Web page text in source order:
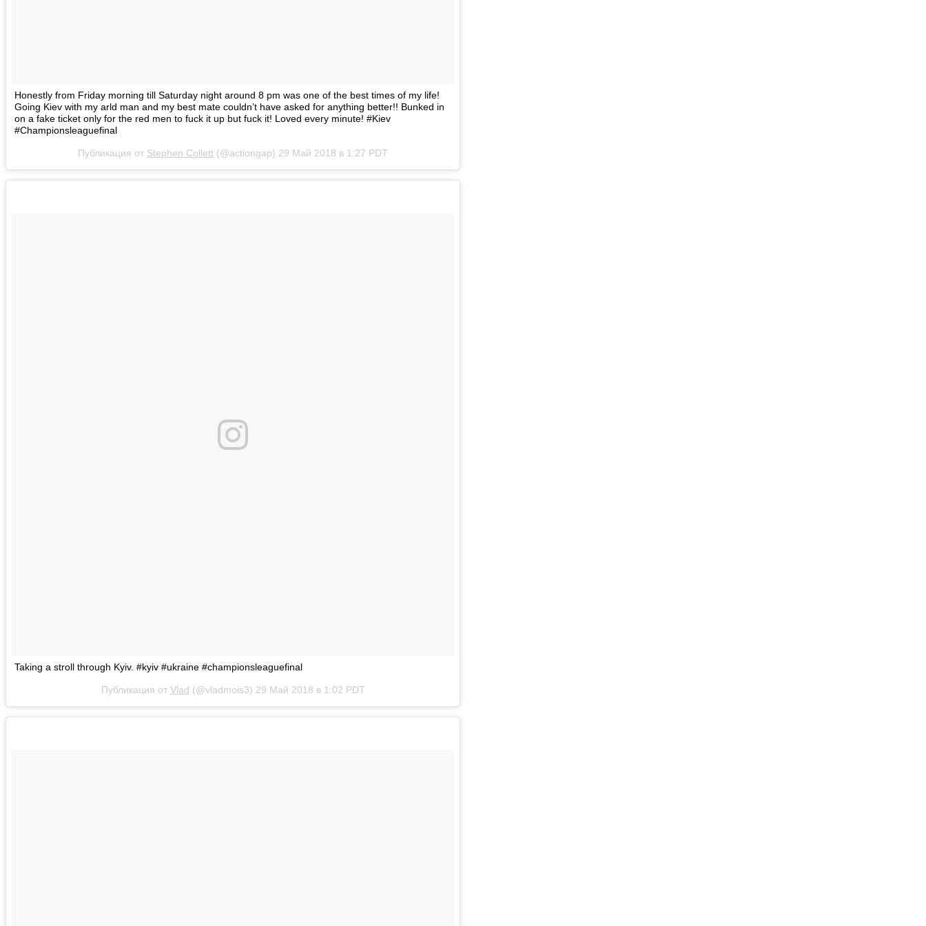
Honestly from Friday morning till Saturday night around 8 pm was one of the best times of my life!
Going Kiev with my arld man and my best mate couldn’t have asked for anything better!! Bunked in
on a fake ticket only for the red men to fuck it up but fuck it! Loved every minute! #Kiev
#Championsleaguefinal
Публикация от Stephen Collett (@actiongap) 29 Май 2018 в 1:27 PDT
Taking a stroll through Kyiv. #kyiv #ukraine #championsleaguefinal
Публикация от Vlad (@vladmois3) 29 Май 2018 в 1:02 PDT